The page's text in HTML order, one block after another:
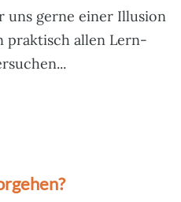
uns gerne einer Illusion
praktisch allen Lern-